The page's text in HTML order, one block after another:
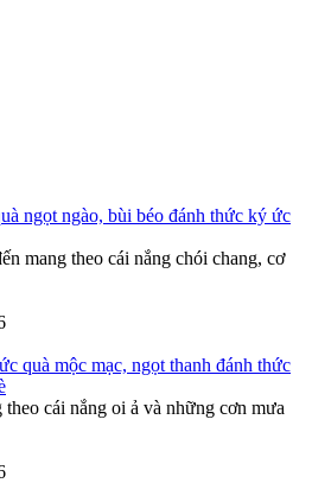
ngọt ngào, bùi béo đánh thức ký ức
mang theo cái nắng chói chang, cơ
quà mộc mạc, ngọt thanh đánh thức
cái nắng oi ả và những cơn mưa